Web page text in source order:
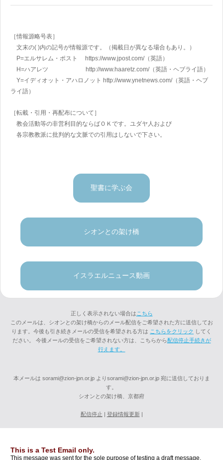
［情報源略号表］
文末の( )内の記号が情報源です。（掲載日が異なる場合もあり。）
P=エルサレム・ポスト https://www.jpost.com/（英語）
H=ハアレツ http://www.haaretz.com/（英語・ヘブライ語）
Y=イディオット・アハロノット http://www.ynetnews.com/（英語・ヘブ
ライ語）
［転載・引用・再配布について］
教会活動等の非営利目的ならばＯＫです。ユダヤ人および
各宗教教派に批判的な文脈での引用はしないで下さい。
聖書に学ぶ会
シオンとの架け橋
イスラエルニュース動画
正しく表示されない場合は こちら
このメールは、シオンとの架け橋からのメール配信をご希望された方に送信してお
ります。今後も引き続きメールの受信を希望される方は こちらをクリック してく
ださい。 今後メールの受信をご希望されない方は、こちらから配信停止手続きが
行えます。
本メールは sorami@zion-jpn.or.jp よりsorami@zion-jpn.or.jp 宛に送信しておりま
す。
シオンとの架け橋、京都府
配信停止 | 登録情報更新 |
This is a Test Email only.
This message was sent for the sole purpose of testing a draft message.